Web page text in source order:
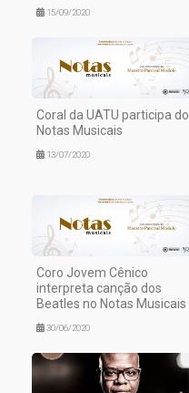
15/09/2020
Coral da UATU participa do
Notas Musicais
13/07/2020
Coro Jovem Cênico
interpreta canção dos
Beatles no Notas Musicais
30/06/2020